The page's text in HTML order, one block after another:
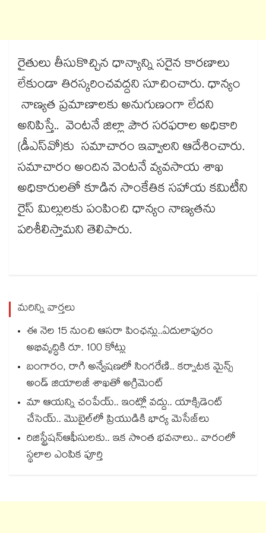
రైతులు తీసుకొచ్చిన ధాన్యాన్ని సరైన కారణాలు
లేకుండా తిరస్కరించవద్దని సూచించారు. ధాన్యం
నాణ్యత ప్రమాణాలకు అనుగుణంగా లేదని
అనిపిస్తే.. వెంటనే జిల్లా పౌర సరఫరాల అధికారి
(డీఎస్‌‌‌‌‌‌‌‌‌‌‌‌‌‌‌‌వో)కు సమాచారం ఇవ్వాలని ఆదేశించారు.
సమాచారం అందిన వెంటనే వ్యవసాయ శాఖ
అధికారులతో కూడిన సాంకేతిక సహాయ కమిటీని
రైస్ మిల్లులకు పంపించి ధాన్యం నాణ్యతను
పరిశీలిస్తామని తెలిపారు.
మరిన్ని వార్తలు
ఈ నెల 15 నుంచి ఆసరా పింఛన్లు..ఏదులాపురం
అభివృద్ధికి రూ. 100 కోట్లు
బంగారం, రాగి అన్వేషణలో సింగరేణి.. కర్నాటక మైన్స్
అండ్ జియాలజీ శాఖతో అగ్రిమెంట్
మా ఆయన్ని చంపేయ్.. ఇంట్లో వద్దు.. యాక్సిడెంట్
చేసెయ్.. మొబైల్‌‌‌‌‌‌‌‌‌‌‌‌‌‌‌‌లో ప్రియుడికి భార్య మెసేజ్‌‌‌‌‌‌‌‌‌‌‌‌‌‌‌‌లు
రిజిస్ట్రేషన్ఆఫీసులకు.. ఇక సొంత భవనాలు.. వారంలో
స్థలాల ఎంపిక పూర్తి